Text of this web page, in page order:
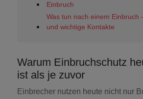
Einbruch
Was tun nach einem Einbruch
und wichtige Kontakte
Warum Einbruchschutz
ist als je zuvor
Einbrecher nutzen heute nicht nur